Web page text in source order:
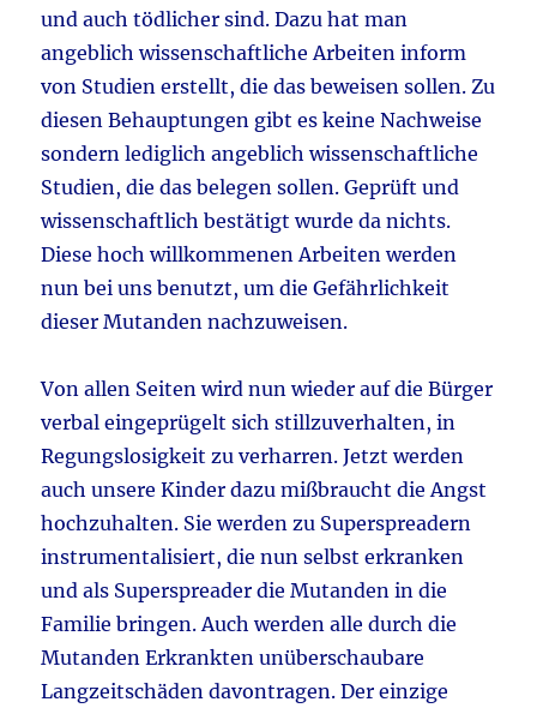
und auch tödlicher sind. Dazu hat man
angeblich wissenschaftliche Arbeiten inform
von Studien erstellt, die das beweisen sollen. Zu
diesen Behauptungen gibt es keine Nachweise
sondern lediglich angeblich wissenschaftliche
Studien, die das belegen sollen. Geprüft und
wissenschaftlich bestätigt wurde da nichts.
Diese hoch willkommenen Arbeiten werden
nun bei uns benutzt, um die Gefährlichkeit
dieser Mutanden nachzuweisen.
Von allen Seiten wird nun wieder auf die Bürger
verbal eingeprügelt sich stillzuverhalten, in
Regungslosigkeit zu verharren. Jetzt werden
auch unsere Kinder dazu mißbraucht die Angst
hochzuhalten. Sie werden zu Superspreadern
instrumentalisiert, die nun selbst erkranken
und als Superspreader die Mutanden in die
Familie bringen. Auch werden alle durch die
Mutanden Erkrankten unüberschaubare
Langzeitschäden davontragen. Der einzige